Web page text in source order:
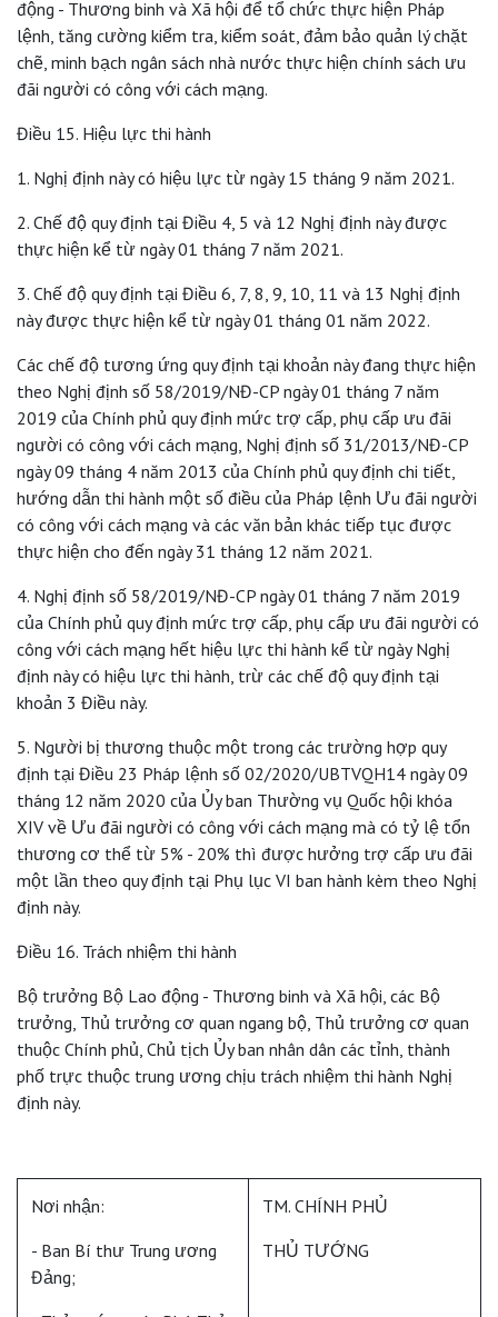
động - Thương binh và Xã hội để tổ chức thực hiện Pháp
lệnh, tăng cường kiểm tra, kiểm soát, đảm bảo quản lý chặt
chẽ, minh bạch ngân sách nhà nước thực hiện chính sách ưu
đãi người có công với cách mạng.
Điều 15. Hiệu lực thi hành
1. Nghị định này có hiệu lực từ ngày 15 tháng 9 năm 2021.
2. Chế độ quy định tại Điều 4, 5 và 12 Nghị định này được
thực hiện kể từ ngày 01 tháng 7 năm 2021.
3. Chế độ quy định tại Điều 6, 7, 8, 9, 10, 11 và 13 Nghị định
này được thực hiện kể từ ngày 01 tháng 01 năm 2022.
Các chế độ tương ứng quy định tại khoản này đang thực hiện
theo Nghị định số 58/2019/NĐ-CP ngày 01 tháng 7 năm
2019 của Chính phủ quy định mức trợ cấp, phụ cấp ưu đãi
người có công với cách mạng, Nghị định số 31/2013/NĐ-CP
ngày 09 tháng 4 năm 2013 của Chính phủ quy định chi tiết,
hướng dẫn thi hành một số điều của Pháp lệnh Ưu đãi người
có công với cách mạng và các văn bản khác tiếp tục được
thực hiện cho đến ngày 31 tháng 12 năm 2021.
4. Nghị định số 58/2019/NĐ-CP ngày 01 tháng 7 năm 2019
của Chính phủ quy định mức trợ cấp, phụ cấp ưu đãi người có
công với cách mạng hết hiệu lực thi hành kể từ ngày Nghị
định này có hiệu lực thi hành, trừ các chế độ quy định tại
khoản 3 Điều này.
5. Người bị thương thuộc một trong các trường hợp quy
định tại Điều 23 Pháp lệnh số 02/2020/UBTVQH14 ngày 09
tháng 12 năm 2020 của Ủy ban Thường vụ Quốc hội khóa
XIV về Ưu đãi người có công với cách mạng mà có tỷ lệ tổn
thương cơ thể từ 5% - 20% thì được hưởng trợ cấp ưu đãi
một lần theo quy định tại Phụ lục VI ban hành kèm theo Nghị
định này.
Điều 16. Trách nhiệm thi hành
Bộ trưởng Bộ Lao động - Thương binh và Xã hội, các Bộ
trưởng, Thủ trưởng cơ quan ngang bộ, Thủ trưởng cơ quan
thuộc Chính phủ, Chủ tịch Ủy ban nhân dân các tỉnh, thành
phố trực thuộc trung ương chịu trách nhiệm thi hành Nghị
định này.
Nơi nhận:
- Ban Bí thư Trung ương
Đảng;
TM. CHÍNH PHỦ
THỦ TƯỚNG